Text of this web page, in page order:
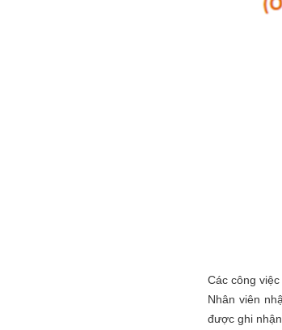
Các công
Nhân viên
được ghi